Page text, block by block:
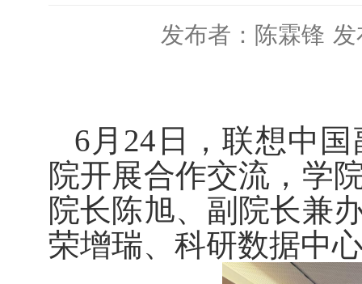
发布者：陈霖锋
6 月 24 日，联想中
院开展合作交流，学
院长陈旭、副院长兼
荣增瑞、科研数据中